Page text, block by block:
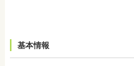
基本情報